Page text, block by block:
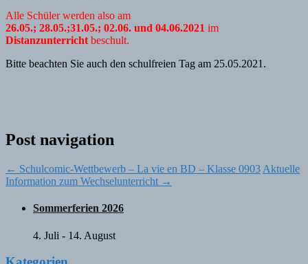
Alle Schüler werden also am
26.05.; 28.05.;31.05.; 02.06. und 04.06.2021 im
Distanzunterricht beschult.
Bitte beachten Sie auch den schulfreien Tag am 25.05.2021.
Post navigation
← Schulcomic-Wettbewerb – La vie en BD – Klasse 0903 Aktuelle
Information zum Wechselunterricht →
Sommerferien 2026
4. Juli - 14. August